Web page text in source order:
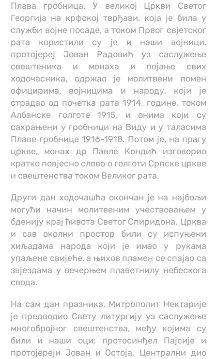
Плава гробница. У великој Цркви Светог
Георгија на крфској тврђави, која је била у
служби војне посаде, а током Првог свјетског
рата користили су је и наши војници,
протојереј Јован Радовић уз саслужење
свештеника и монаха и појање свих
ходочасника, одржао је молитвени помен
официрима, војницима и народу, који је
страдао од почетка рата 1914. године, током
Албанске голготе 1915. и онима који су
сахрањени у гробници на Виду и у таласима
Плаве гробнице 1916-1918. Потом је, на прагу
цркве, монах др Павле Кондић изговорио
кратко повјесно слово о голготи Српске цркве
и свештенства током Великог рата.
Други дан ходочашћа окончан је на најбољи
могући начин молитвеним учествовањем у
бденију крај ћивота Светог Спиридона. Црква
и сав околни простор били су испуњени
хиљадама народа који је имао у рукама
упаљене свијеће, а њихов пламен се спајао са
звјездама у вечерњем плаветнилу небескога
свода.
На сам дан празника, Митрополит Нектарије
је предводио Свету литургију уз саслужење
многобројног свештенства, међу којима су
били и наши оци: протосинђел Пајсије и
протојереји Јован и Остоја. Централни дио